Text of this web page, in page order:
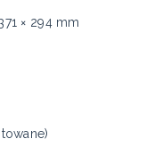
× 294 mm